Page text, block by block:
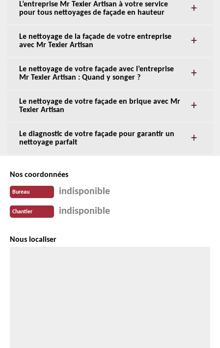
L’entreprise Mr Texier Artisan à votre service
pour tous nettoyages de façade en hauteur
Le nettoyage de la façade de votre entreprise
avec Mr Texier Artisan
Le nettoyage de votre façade avec l’entreprise
Mr Texier Artisan : Quand y songer ?
Le nettoyage de votre façade en brique avec Mr
Texier Artisan
Le diagnostic de votre façade pour garantir un
nettoyage parfait
Nos coordonnées
Bureau indisponible
Chantier indisponible
Nous localiser